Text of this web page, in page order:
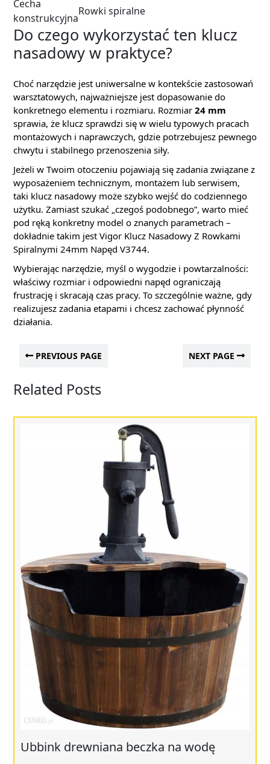
Cecha
konstrukcyjna
Rowki spiralne
Do czego wykorzystać ten klucz
nasadowy w praktyce?
Choć narzędzie jest uniwersalne w kontekście zastosowań
warsztatowych, najważniejsze jest dopasowanie do
konkretnego elementu i rozmiaru. Rozmiar 24 mm
sprawia, że klucz sprawdzi się w wielu typowych pracach
montażowych i naprawczych, gdzie potrzebujesz pewnego
chwytu i stabilnego przenoszenia siły.
Jeżeli w Twoim otoczeniu pojawiają się zadania związane z
wyposażeniem technicznym, montażem lub serwisem,
taki klucz nasadowy może szybko wejść do codziennego
użytku. Zamiast szukać „czegoś podobnego”, warto mieć
pod ręką konkretny model o znanych parametrach –
dokładnie takim jest Vigor Klucz Nasadowy Z Rowkami
Spiralnymi 24mm Napęd V3744.
Wybierając narzędzie, myśl o wygodzie i powtarzalności:
właściwy rozmiar i odpowiedni napęd ograniczają
frustrację i skracają czas pracy. To szczególnie ważne, gdy
realizujesz zadania etapami i chcesz zachować płynność
działania.
PREVIOUS PAGE NEXT PAGE
Related Posts
Ubbink drewniana beczka na wodę